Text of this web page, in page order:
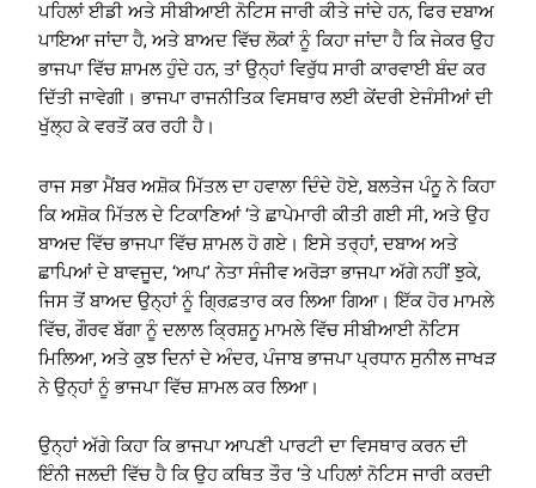
ਪਹਿਲਾਂ ਈਡੀ ਅਤੇ ਸੀਬੀਆਈ ਨੋਟਿਸ ਜਾਰੀ ਕੀਤੇ ਜਾਂਦੇ ਹਨ, ਫਿਰ ਦਬਾਅ
ਪਾਇਆ ਜਾਂਦਾ ਹੈ, ਅਤੇ ਬਾਅਦ ਵਿੱਚ ਲੋਕਾਂ ਨੂੰ ਕਿਹਾ ਜਾਂਦਾ ਹੈ ਕਿ ਜੇਕਰ ਉਹ
ਭਾਜਪਾ ਵਿੱਚ ਸ਼ਾਮਲ ਹੁੰਦੇ ਹਨ, ਤਾਂ ਉਨ੍ਹਾਂ ਵਿਰੁੱਧ ਸਾਰੀ ਕਾਰਵਾਈ ਬੰਦ ਕਰ
ਦਿੱਤੀ ਜਾਵੇਗੀ। ਭਾਜਪਾ ਰਾਜਨੀਤਿਕ ਵਿਸਥਾਰ ਲਈ ਕੇਂਦਰੀ ਏਜੰਸੀਆਂ ਦੀ
ਖੁੱਲ੍ਹ ਕੇ ਵਰਤੋਂ ਕਰ ਰਹੀ ਹੈ।
ਰਾਜ ਸਭਾ ਮੈਂਬਰ ਅਸ਼ੋਕ ਮਿੱਤਲ ਦਾ ਹਵਾਲਾ ਦਿੰਦੇ ਹੋਏ, ਬਲਤੇਜ ਪੰਨੂ ਨੇ ਕਿਹਾ
ਕਿ ਅਸ਼ੋਕ ਮਿੱਤਲ ਦੇ ਟਿਕਾਣਿਆਂ ‘ਤੇ ਛਾਪੇਮਾਰੀ ਕੀਤੀ ਗਈ ਸੀ, ਅਤੇ ਉਹ
ਬਾਅਦ ਵਿੱਚ ਭਾਜਪਾ ਵਿੱਚ ਸ਼ਾਮਲ ਹੋ ਗਏ। ਇਸੇ ਤਰ੍ਹਾਂ, ਦਬਾਅ ਅਤੇ
ਛਾਪਿਆਂ ਦੇ ਬਾਵਜੂਦ, ‘ਆਪ’ ਨੇਤਾ ਸੰਜੀਵ ਅਰੋੜਾ ਭਾਜਪਾ ਅੱਗੇ ਨਹੀਂ ਝੁਕੇ,
ਜਿਸ ਤੋਂ ਬਾਅਦ ਉਨ੍ਹਾਂ ਨੂੰ ਗ੍ਰਿਫ਼ਤਾਰ ਕਰ ਲਿਆ ਗਿਆ। ਇੱਕ ਹੋਰ ਮਾਮਲੇ
ਵਿੱਚ, ਗੌਰਵ ਬੱਗਾ ਨੂੰ ਦਲਾਲ ਕ੍ਰਿਸ਼ਨੂ ਮਾਮਲੇ ਵਿੱਚ ਸੀਬੀਆਈ ਨੋਟਿਸ
ਮਿਲਿਆ, ਅਤੇ ਕੁਝ ਦਿਨਾਂ ਦੇ ਅੰਦਰ, ਪੰਜਾਬ ਭਾਜਪਾ ਪ੍ਰਧਾਨ ਸੁਨੀਲ ਜਾਖੜ
ਨੇ ਉਨ੍ਹਾਂ ਨੂੰ ਭਾਜਪਾ ਵਿੱਚ ਸ਼ਾਮਲ ਕਰ ਲਿਆ।
ਉਨ੍ਹਾਂ ਅੱਗੇ ਕਿਹਾ ਕਿ ਭਾਜਪਾ ਆਪਣੀ ਪਾਰਟੀ ਦਾ ਵਿਸਥਾਰ ਕਰਨ ਦੀ
ਇੰਨੀ ਜਲਦੀ ਵਿੱਚ ਹੈ ਕਿ ਉਹ ਕਥਿਤ ਤੌਰ ‘ਤੇ ਪਹਿਲਾਂ ਨੋਟਿਸ ਜਾਰੀ ਕਰਦੀ